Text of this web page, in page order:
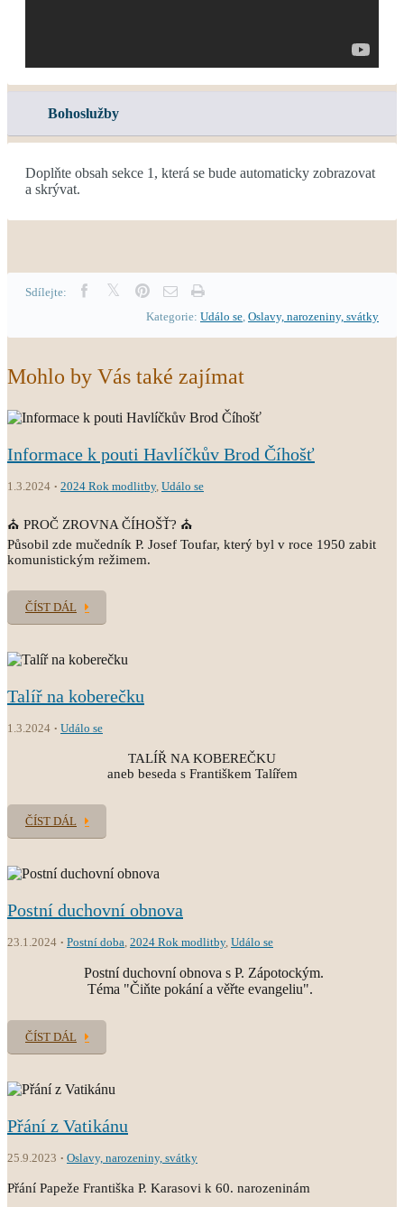
Bohoslužby
Doplňte obsah sekce 1, která se bude automaticky zobrazovat
a skrývat.
Sdílejte:
Kategorie: Událo se, Oslavy, narozeniny, svátky
Mohlo by Vás také zajímat
Informace k pouti Havlíčkův Brod Číhošť
1.3.2024 2024 Rok modlitby, Událo se
⛪ PROČ ZROVNA ČÍHOŠŤ? ⛪
Působil zde mučedník P. Josef Toufar, který byl v roce 1950 zabit
komunistickým režimem.
ČÍST DÁL
Talíř na koberečku
1.3.2024 Událo se
TALÍŘ NA KOBEREČKU
aneb beseda s Františkem Talířem
ČÍST DÁL
Postní duchovní obnova
23.1.2024 Postní doba, 2024 Rok modlitby, Událo se
Postní duchovní obnova s P. Zápotockým.
Téma "Čiňte pokání a věřte evangeliu".
ČÍST DÁL
Přání z Vatikánu
25.9.2023 Oslavy, narozeniny, svátky
Přání Papeže Františka P. Karasovi k 60. narozeninám